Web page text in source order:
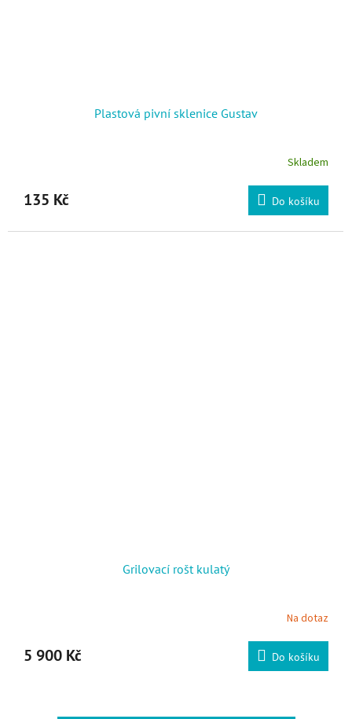
Plastová pivní sklenice Gustav
Skladem
135 Kč Do košíku
Grilovací rošt kulatý
Na dotaz
5 900 Kč Do košíku